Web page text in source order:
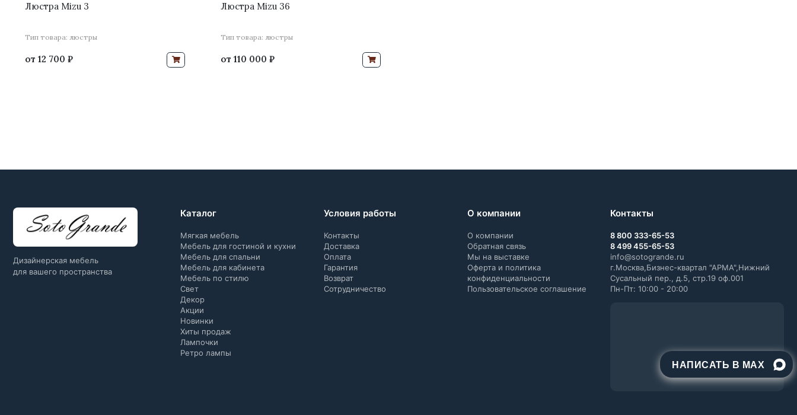
Люстра Mizu 3
Тип товара: люстры
от 12 700 ₽
Люстра Mizu 36
Тип товара: люстры
от 110 000 ₽
НАПИСАТЬ В MAX
Дизайнерская мебель
для вашего пространства
Каталог
Мягкая мебель
Мебель для гостиной и кухни
Мебель для спальни
Мебель для кабинета
Мебель по стилю
Свет
Декор
Акции
Новинки
Хиты продаж
Лампочки
Ретро лампы
Условия работы
Контакты
Доставка
Оплата
Гарантия
Возврат
Сотрудничество
О компании
О компании
Обратная связь
Мы на выставке
Оферта и политика
конфиденциальности
Пользовательское соглашение
Контакты
8 800 333-65-53
8 499 455-65-53
info@sotogrande.ru
г.Москва,Бизнес-квартал "АРМА",Нижний
Сусальный пер., д.5, стр.19 оф.001
Пн-Пт: 10:00 - 20:00